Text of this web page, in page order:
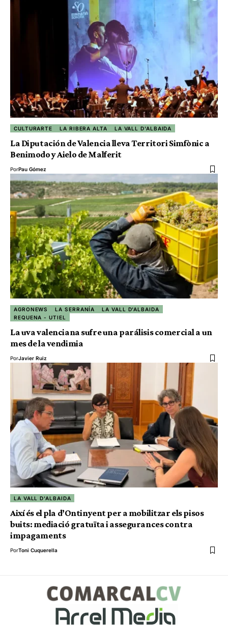
CULTURARTE LA RIBERA ALTA LA VALL D'ALBAIDA
La Diputación de Valencia lleva Territori Simfònic a
Benimodo y Aielo de Malferit
PorPau Gómez
AGRONEWS LA SERRANÍA
LA VALL D'ALBAIDA
REQUENA - UTIEL
La uva valenciana sufre una parálisis comercial a un
mes de la vendimia
PorJavier Ruiz
LA VALL D'ALBAIDA
Així és el pla d’Ontinyent per a mobilitzar els pisos
buits: mediació gratuïta i assegurances contra
impagaments
PorToni Cuquerella